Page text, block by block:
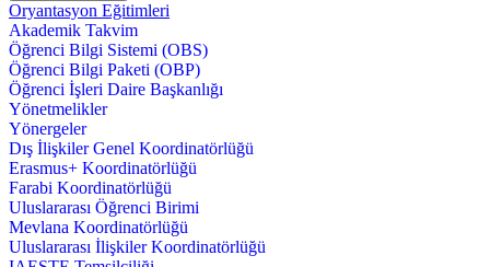
Oryantasyon Eğitimleri
Akademik Takvim
Öğrenci Bilgi Sistemi (OBS)
Öğrenci Bilgi Paketi (OBP)
Öğrenci İşleri Daire Başkanlığı
Yönetmelikler
Yönergeler
Dış İlişkiler Genel Koordinatörlüğü
Erasmus+ Koordinatörlüğü
Farabi Koordinatörlüğü
Uluslararası Öğrenci Birimi
Mevlana Koordinatörlüğü
Uluslararası İlişkiler Koordinatörlüğü